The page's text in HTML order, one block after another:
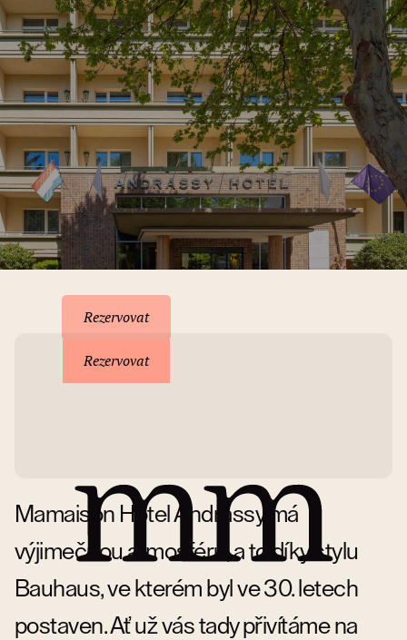
Rezervovat
Rezervovat
Mamaison Hotel Andrássy má
výjimečnou atmosféru, a to díky stylu
Bauhaus, ve kterém byl ve 30. letech
postaven. Ať už vás tady přivítáme na